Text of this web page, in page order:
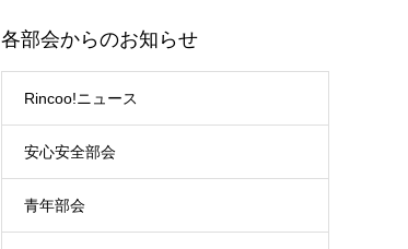
各部会からのお知らせ
Rincoo!ニュース
安心安全部会
青年部会